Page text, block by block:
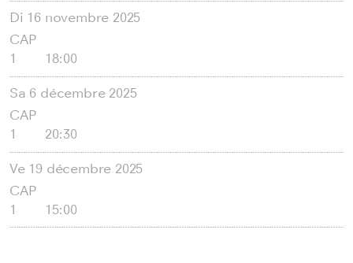
Di 16 novembre 2025
CAP
1
18:00
Sa 6 décembre 2025
CAP
1
20:30
Ve 19 décembre 2025
CAP
1
15:00